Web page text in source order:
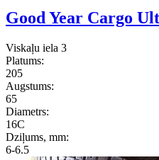
Good Year Cargo
Viskaļu iela 3
Platums:
205
Augstums:
65
Diametrs:
16C
Dziļums, mm:
6-6.5